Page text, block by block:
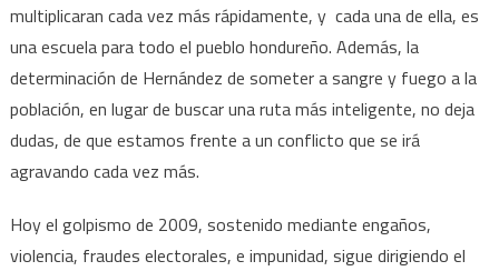
multiplicaran cada vez más rápidamente, y cada una de ella, es
una escuela para todo el pueblo hondureño. Además, la
determinación de Hernández de someter a sangre y fuego a la
población, en lugar de buscar una ruta más inteligente, no deja
dudas, de que estamos frente a un conflicto que se irá
agravando cada vez más.
Hoy el golpismo de 2009, sostenido mediante engaños,
violencia, fraudes electorales, e impunidad, sigue dirigiendo el